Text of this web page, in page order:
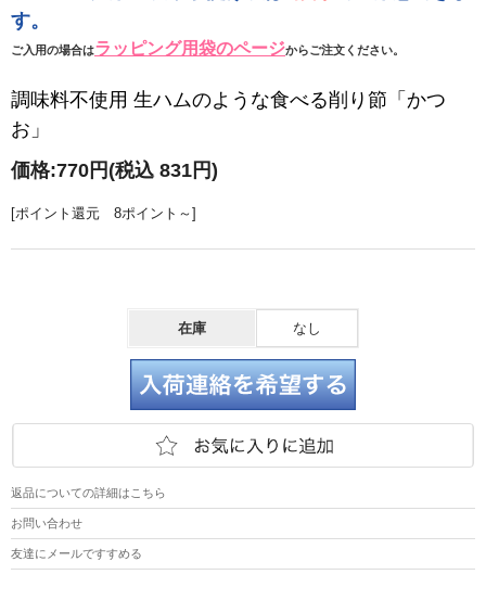
す。
ご入用の場合はラッピング用袋のページからご注文ください。
調味料不使用 生ハムのような食べる削り節「かつ
お」
価格:770円 (税込 831円)
[ポイント還元 8ポイント～]
在庫 なし
返品についての詳細はこちら
お問い合わせ
友達にメールですすめる